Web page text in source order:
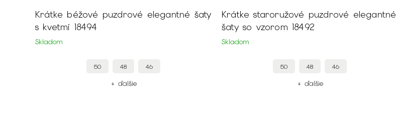
Krátke béžové puzdrové elegantné šaty
s kvetmi 18494
Skladom
50 48 46
+ ďalšie
Krátke staroružové puzdrové elegantné
šaty so vzorom 18492
Skladom
50 48 46
+ ďalšie